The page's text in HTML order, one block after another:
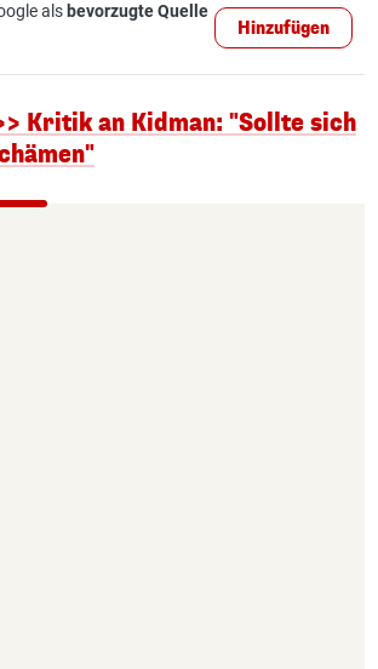
als bevorzugte Quelle
Hinzufügen
Kritik an Kidman: "Sollte sich